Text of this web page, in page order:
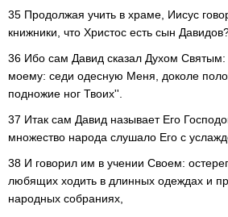
35 Продолжая учить в храме, Иисус
книжники, что Христос есть сын
36 Ибо сам Давид сказал Духом Святым:
моему: седи одесную Меня, доколе
подножие ног Твоих''.
37 Итак сам Давид называет Его
множество народа слушало Его с
38 И говорил им в учении Своем:
любящих ходить в длинных одеждах и
народных собраниях,